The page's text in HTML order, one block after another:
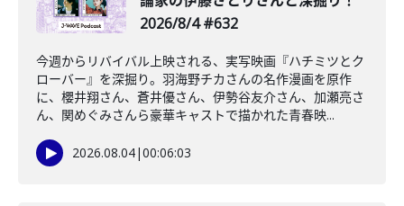
2026/8/4 #632
今週からリバイバル上映される、実写映画『ハチミツとク
ローバー』を深掘り。羽海野チカさんの名作漫画を原作
に、櫻井翔さん、蒼井優さん、伊勢谷友介さん、加瀬亮さ
ん、関めぐみさんら豪華キャストで描かれた青春映...
2026.08.04|00:06:03